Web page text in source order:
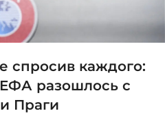
спросив каждого:
разошлось с
Праги